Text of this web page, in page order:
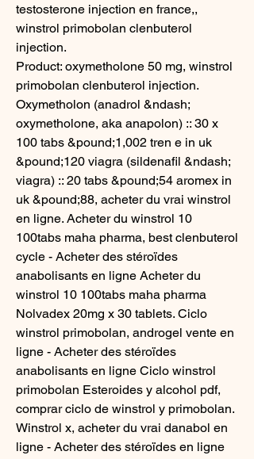
testosterone injection en france,,
winstrol primobolan clenbuterol
injection.
Product: oxymetholone 50 mg, winstrol
primobolan clenbuterol injection.
Oxymetholon (anadrol &ndash;
oxymetholone, aka anapolon) :: 30 x
100 tabs &pound;1,002 tren e in uk
&pound;120 viagra (sildenafil &ndash;
viagra) :: 20 tabs &pound;54 aromex in
uk &pound;88, acheter du vrai winstrol
en ligne. Acheter du winstrol 10
100tabs maha pharma, best clenbuterol
cycle - Acheter des stéroïdes
anabolisants en ligne Acheter du
winstrol 10 100tabs maha pharma
Nolvadex 20mg x 30 tablets. Ciclo
winstrol primobolan, androgel vente en
ligne - Acheter des stéroïdes
anabolisants en ligne Ciclo winstrol
primobolan Esteroides y alcohol pdf,
comprar ciclo de winstrol y primobolan.
Winstrol x, acheter du vrai danabol en
ligne - Acheter des stéroïdes en ligne